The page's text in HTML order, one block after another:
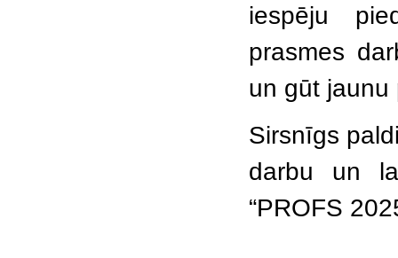
iespēju
prasmes
un gūt jaunu
Sirsnīgs
darbu un
“PROFS